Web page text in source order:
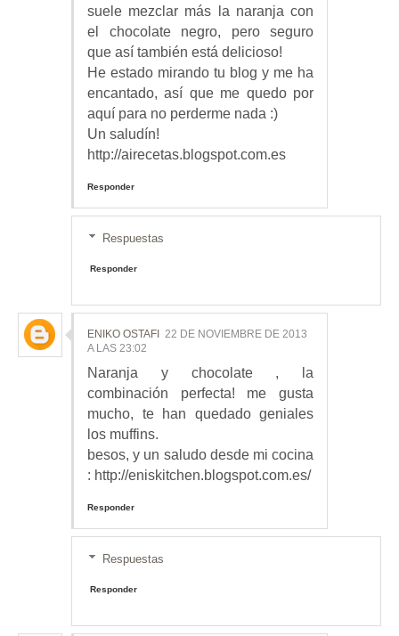
suele mezclar más la naranja con
el chocolate negro, pero seguro
que así también está delicioso!
He estado mirando tu blog y me ha
encantado, así que me quedo por
aquí para no perderme nada :)
Un saludín!
http://airecetas.blogspot.com.es
Responder
Respuestas
Responder
ENIKO OSTAFI 22 DE NOVIEMBRE DE 2013
A LAS 23:02
Naranja y chocolate , la
combinación perfecta! me gusta
mucho, te han quedado geniales
los muffins.
besos, y un saludo desde mi cocina
: http://eniskitchen.blogspot.com.es/
Responder
Respuestas
Responder